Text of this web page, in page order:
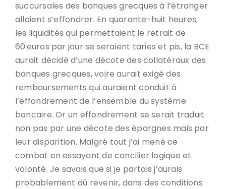
succursales des banques grecques à l’étranger
allaient s’effondrer. En quarante-huit heures,
les liquidités qui permettaient le retrait de
60 euros par jour se seraient taries et pis, la BCE
aurait décidé d’une décote des collatéraux des
banques grecques, voire aurait exigé des
remboursements qui auraient conduit à
l’effondrement de l’ensemble du système
bancaire. Or un effondrement se serait traduit
non pas par une décote des épargnes mais par
leur disparition. Malgré tout j’ai mené ce
combat en essayant de concilier logique et
volonté. Je savais que si je partais j’aurais
probablement dû revenir, dans des conditions